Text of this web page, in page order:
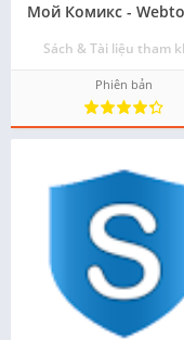
Sách & Tài liệu tham
Phiên bản